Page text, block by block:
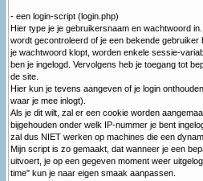
- een login-script (login.php)
Hier type je je gebruikersnaam en wachtwoord
wordt gecontroleerd of je een bekende gebruiker
je wachtwoord klopt, worden enkele sessie-
ben je ingelogd. Vervolgens heb je toegang tot
de site.
Hier kun je tevens aangeven of je login
waar je mee inlogt).
Als je dit wilt, zal er een cookie worden
bijgehouden onder welk IP-nummer je bent
zal dus NIET werken op machines die een
Mijn script is zo gemaakt, dat wanneer je een
uitvoert, je op een gegeven moment weer
time" kun je naar eigen smaak aanpassen.